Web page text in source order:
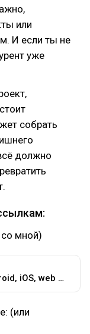
или
И если ты не
уже
собрать
должно
мной)
Разработка приложений android, iOS, web | Работа на результат
(или